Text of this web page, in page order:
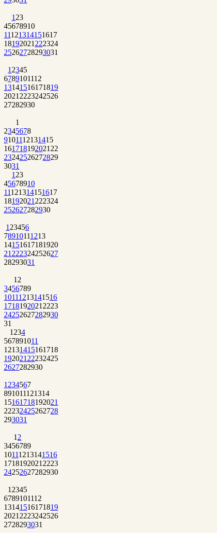
1 23
45678910
11121314151617
18192021 222324
25262728293031
1 2345
6789101112
13141516171819
2021 2223242526
27282930
1
2345678
9101112131415
161718192021 22
23242526272829
3031
1 23
45678910
11121314151617
18192021 222324
252627282930
1 23456
78910111213
14151617181920
21 222324252627
28293031
1 2
3456789
10111213141516
1718192021 2223
24252627282930
31
1 234
567891011
12131415161718
192021 22232425
2627282930
1 234567
891011121314
15161718192021
22232425262728
293031
1 2
3456789
10111213141516
1718192021 2223
24252627282930
1 2345
6789101112
13141516171819
2021 2223242526
2728293031